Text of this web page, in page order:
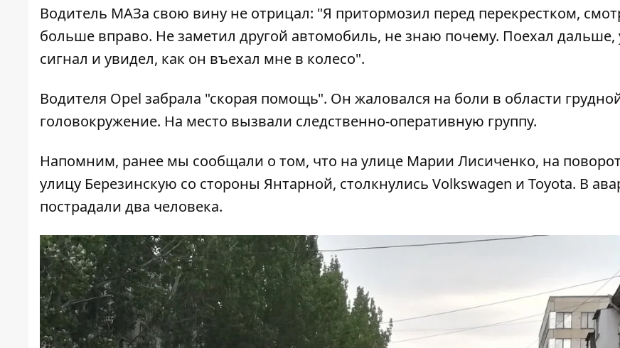
Водитель МАЗа свою вину не отрицал: "Я притормозил перед перекрестком,
больше вправо. Не заметил другой автомобиль, не знаю почему. Поехал
сигнал и увидел, как он въехал мне в колесо".
Водителя Opel забрала "скорая помощь". Он жаловался на боли в области
головокружение. На место вызвали следственно-оперативную группу.
Напомним, ранее мы сообщали о том, что на улице Марии Лисиченко, на
улицу Березинскую со стороны Янтарной, столкнулись Volkswagen и Toyota. В
пострадали два человека.